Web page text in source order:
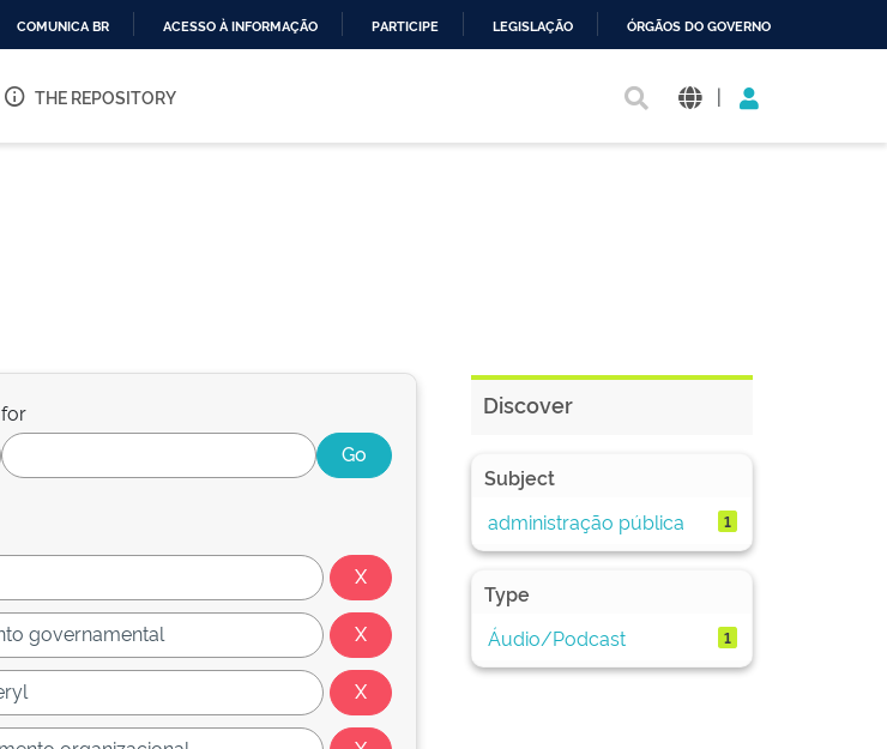
O
COMUNICA BR ACESSO À INFORMAÇÃO PARTICIPE LEGISLAÇÃO ÓRGÃOS DO GOVERNO
THE REPOSITORY |
for Discover
Subject
administração pública
1
Type
Áudio/Podcast
1